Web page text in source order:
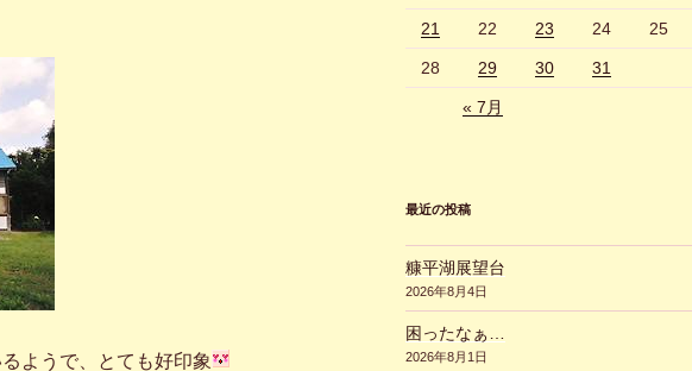
ようで、とても好印象
21 22 23 24 25
28 29 30 31
« 7月
最近の投稿
糠平湖展望台
2026年8月4日
困ったなぁ…
2026年8月1日